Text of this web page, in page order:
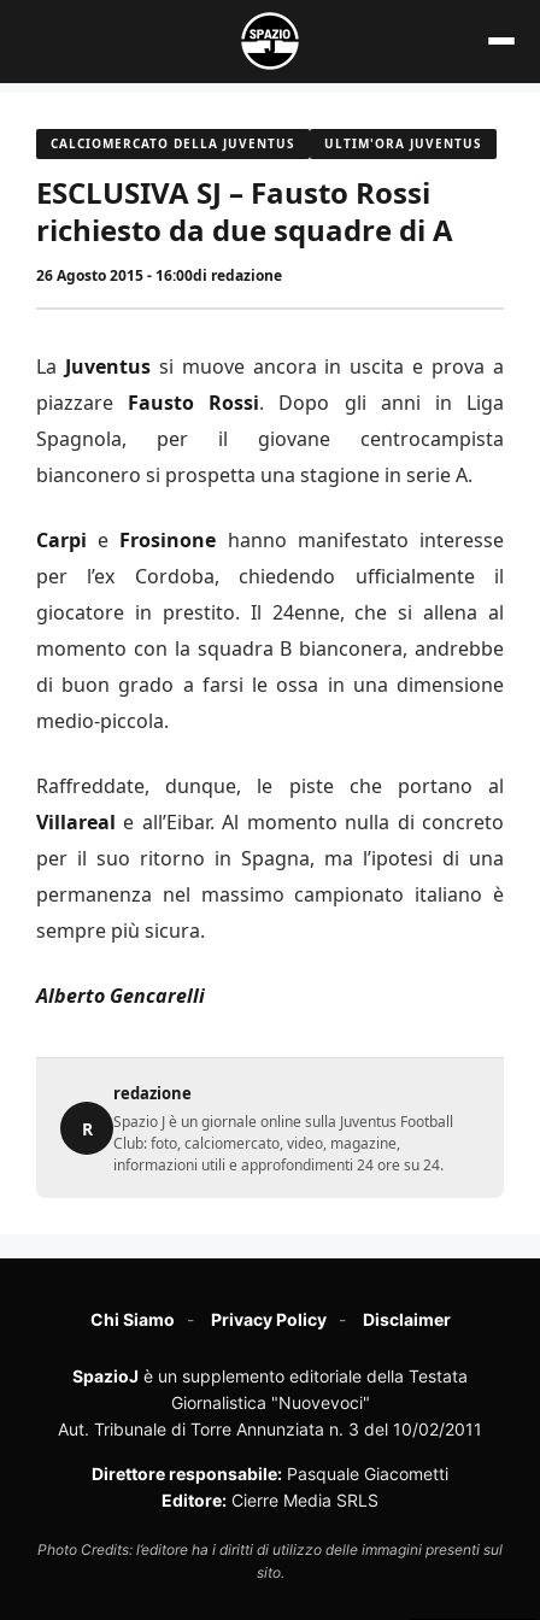
contenuto
CALCIOMERCATO DELLA JUVENTUS ULTIM'ORA JUVENTUS
ESCLUSIVA SJ – Fausto Rossi
richiesto da due squadre di A
26 Agosto 2015 - 16:00di redazione
La Juventussi muove ancora in uscita e prova a
piazzare Fausto Rossi. Dopo gli anni in Liga
Spagnola, per il giovane centrocampista
bianconero si prospetta una stagione in serie A.
Carpi e Frosinone hanno manifestato interesse
per l’ex Cordoba, chiedendo ufficialmente il
giocatore in prestito. Il 24enne, che si allena al
momento con la squadra B bianconera, andrebbe
di buon grado a farsi le ossa in una dimensione
medio-piccola.
Raffreddate, dunque, le piste che portano al
Villareal e all’Eibar. Al momento nulla di concreto
per il suo ritorno in Spagna, ma l’ipotesi di una
permanenza nel massimo campionato italiano è
sempre più sicura.
Alberto Gencarelli
R
redazione
Spazio J è un giornale online sulla Juventus Football
Club: foto, calciomercato, video, magazine,
informazioni utili e approfondimenti 24 ore su 24.
Chi Siamo Privacy Policy Disclaimer
SpazioJ è un supplemento editoriale della Testata
Giornalistica "Nuovevoci"
Aut. Tribunale di Torre Annunziata n. 3 del 10/02/2011
Direttore responsabile: Pasquale Giacometti
Editore: Cierre Media SRLS
Photo Credits: l’editore ha i diritti di utilizzo delle immagini presenti sul
sito.